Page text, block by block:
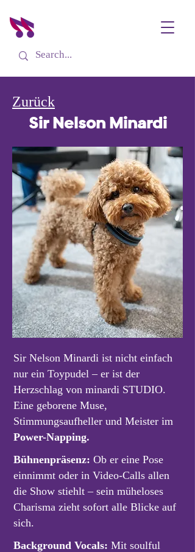
Zurück
Sir Nelson Minardi
Sir Nelson Minardi ist nicht einfach
nur ein Toypudel – er ist der
Herzschlag von minardi STUDIO.
Eine geborene Muse,
Stimmungsaufheller und Meister im
Power-Napping.
Bühnenpräsenz: Ob er eine Pose
einnimmt oder in Video-Calls allen
die Show stiehlt – sein müheloses
Charisma zieht sofort alle Blicke auf
sich.
Background Vocals: Mit soulful